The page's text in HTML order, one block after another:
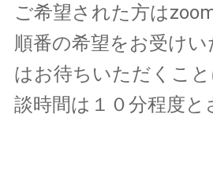
ご希望された方は
順番の希望をお受け
はお待ちいただくこ
談時間は１０分程度